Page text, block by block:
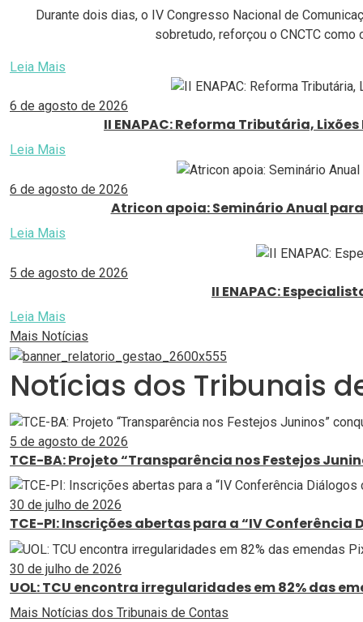
Durante dois dias, o IV Congresso Nacional de
sobretudo, reforçou o CNCTC
Leia Mais
6 de agosto de 2026
II ENAPAC: Reforma Tributária,
Leia Mais
6 de agosto de 2026
Atricon apoia: Seminário Anual
Leia Mais
5 de agosto de 2026
II ENAPAC:
Leia Mais
Mais Notícias
Notícias dos Tribunais
5 de agosto de 2026
TCE-BA: Projeto “Transparência nos Festejos
30 de julho de 2026
TCE-PI: Inscrições abertas para a “IV Conferência
30 de julho de 2026
UOL: TCU encontra irregularidades em 82% das
Mais Notícias dos Tribunais de Contas